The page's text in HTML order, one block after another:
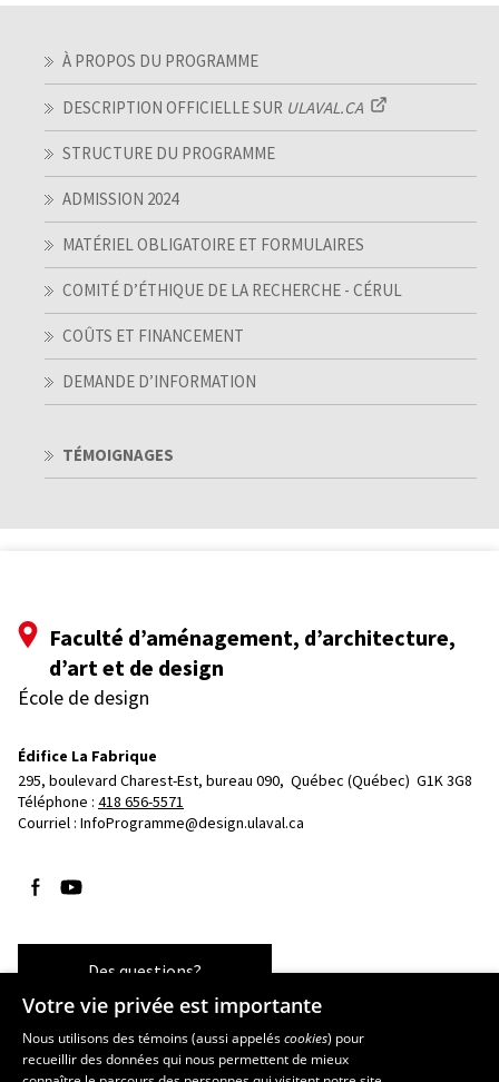
À PROPOS DU PROGRAMME
DESCRIPTION OFFICIELLE SUR ULAVAL.CA
STRUCTURE DU PROGRAMME
ADMISSION 2024
MATÉRIEL OBLIGATOIRE ET FORMULAIRES
COMITÉ D’ÉTHIQUE DE LA RECHERCHE - CÉRUL
COÛTS ET FINANCEMENT
DEMANDE D’INFORMATION
TÉMOIGNAGES
Faculté d’aménagement, d’architecture,
d’art et de design
École de design
Édifice La Fabrique
295, boulevard Charest-Est, bureau 090, Québec (Québec)  G1K 3G8
Téléphone : 418 656-5571
Courriel : InfoProgramme@design.ulaval.ca
Suivez-nous sur Facebook
Suivez-nous sur YouTube
Des questions?
Les écoles et la recherche
Votre vie privée est importante
Nous utilisons des témoins (aussi appeléscookies) pour
recueillir des données qui nous permettent de mieux